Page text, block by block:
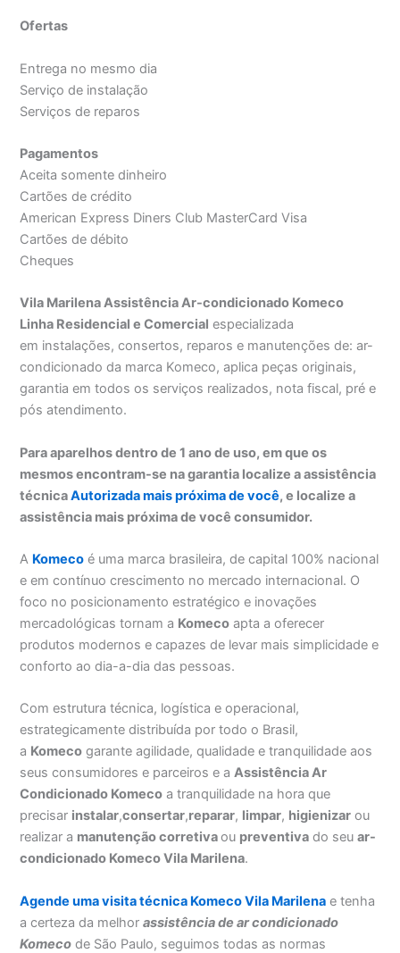
Ofertas
Entrega no mesmo dia
Serviço de instalação
Serviços de reparos
Pagamentos
Aceita somente dinheiro
Cartões de crédito
American Express Diners Club MasterCard Visa
Cartões de débito
Cheques
Vila Marilena Assistência Ar-condicionado Komeco
Linha Residencial e Comercial especializada
em instalações, consertos, reparos e manutenções de: ar-
condicionado da marca Komeco, aplica peças originais,
garantia em todos os serviços realizados, nota fiscal, pré e
pós atendimento.
Para aparelhos dentro de 1 ano de uso, em que os
mesmos encontram-se na garantia localize a assistência
técnicaAutorizada mais próxima de você, e localize a
assistência mais próxima de você consumidor.
A Komeco é uma marca brasileira, de capital 100% nacional
e em contínuo crescimento no mercado internacional. O
foco no posicionamento estratégico e inovações
mercadológicas tornam a Komeco apta a oferecer
produtos modernos e capazes de levar mais simplicidade e
conforto ao dia-a-dia das pessoas.
Com estrutura técnica, logística e operacional,
estrategicamente distribuída por todo o Brasil,
a Komeco garante agilidade, qualidade e tranquilidade aos
seus consumidores e parceiros e aAssistência Ar
Condicionado Komeco a tranquilidade na hora que
precisar instalar,consertar,reparar, limpar, higienizar ou
realizar a manutenção corretivaou preventiva do seuar-
condicionado Komeco Vila Marilena.
Agende uma visita técnica Komeco Vila Marilena e tenha
a certeza da melhorassistênciade ar condicionado
Komeco de São Paulo, seguimos todas as normas